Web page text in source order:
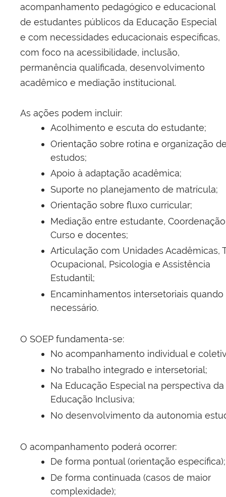
acompanhamento pedagógico e educacional
de estudantes públicos da Educação Especial
e com necessidades educacionais específicas,
com foco na acessibilidade, inclusão,
permanência qualificada, desenvolvimento
acadêmico e mediação institucional.
As ações podem incluir:
Acolhimento e escuta do estudante;
Orientação sobre rotina e organização
estudos;
Apoio à adaptação acadêmica;
Suporte no planejamento de matrícula;
Orientação sobre fluxo curricular;
Mediação entre estudante,
Curso e docentes;
Articulação com Unidades Acadêmicas,
Ocupacional, Psicologia e Assistência
Estudantil;
Encaminhamentos intersetoriais quando
necessário.
O SOEP fundamenta-se:
No acompanhamento individual e
No trabalho integrado e intersetorial;
Na Educação Especial na perspectiva da
Educação Inclusiva;
No desenvolvimento da autonomia
O acompanhamento poderá ocorrer:
De forma pontual (orientação específica);
De forma continuada (casos de maior
complexidade);